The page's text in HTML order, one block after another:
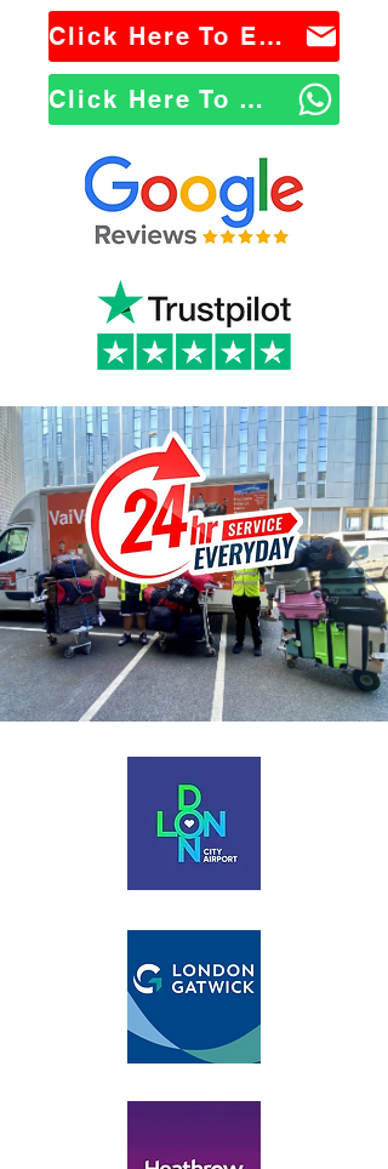
Click Here To Email Us
Click Here To WhatsApp Us